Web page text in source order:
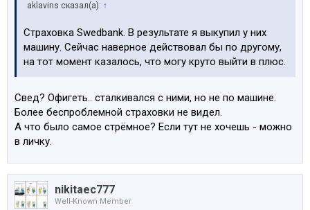
aklavins сказал(а): ↑
Страховка Swedbank. В результате я выкупил у них
машину. Сейчас наверное действовал бы по другому,
на тот момент казалось, что могу круто выйти в плюс.
Свед? Офигеть.. сталкивался с ними, но не по машине.
Более беспроблемной страховки не видел.
А что было самое стрёмное? Если тут не хочешь - можно
в личку.
nikitaec777
Well-Known Member